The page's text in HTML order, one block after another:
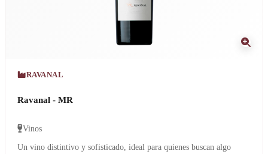
RAVANAL
Ravanal - MR
Vinos
Un vino distintivo y sofisticado, ideal para quienes buscan algo